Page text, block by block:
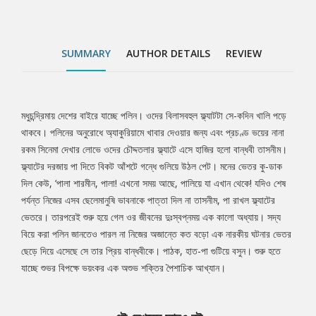
SUMMARY AUTHOR DETAILS REVIEW
Tab
Article
মধুচন্দ্রিমায় দেশের বাইরে যাচ্ছে পলিন। ওদের বিলাসবহুল ফ্ল্যাটটা সে-কদিন খালি পড়ে
থাকবে। পলিনের অনুরোধে অ্যাকুরিয়ামে খাবার দেওয়ার জন্য এবং প্রচণ্ড ভয়ের নানা
রকম সিনেমা দেখার লোভে ওদের চৌদ্দতলার ফ্ল্যাটে এসে হাজির হলো বান্ধবী তাসনীম।
ফ্ল্যাটের দরজায় পা দিতে বিকট আঁশটে গন্ধে গুলিয়ে উঠল পেট। মনের ভেতর কু-ডাক
দিল কেউ, ‘পালা শারমীন, পালা! এখনো সময় আছে, পালিয়ে যা এখান থেকে! যদিও শেষ
পর্যন্ত নিজের এসব ছেলেমানুষি ভাবনাকে পাত্তা দিল না তাসনীম, পা রাখল ফ্ল্যাটের
ভেতরে। তারপরেই শুরু হয়ে গেল ওর জীবনের দুঃস্বপ্নময় এক কালো অধ্যায়। সদ্য
বিয়ে করা পলিন জানতেও পারল না নিজের অজান্তে কত বড়ো এক নারকীয় ঘটনার ভেতর
ছেড়ে দিয়ে এসেছে সে তার প্রিয় বান্ধবীকে। পাঠক, হাত-পা গুটিয়ে বসুন। শুরু হতে
যাচ্ছে শুভর বিপক্ষে ভয়ংকর এক অশুভ শক্তির পৈশাচিক আখ্যান।